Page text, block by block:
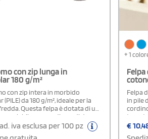
con zip lunga in
180 g/m²
con zip intera in morbido
da 180 g/m², ideale per la
Questa felpa è dotata di un
regolabile con cordino e di due
frontali tipo canguro, perfette
piccoli oggetti o scaldare le mani.
iva esclusa per 100 pz
+ 1
Felpa
in pile
€